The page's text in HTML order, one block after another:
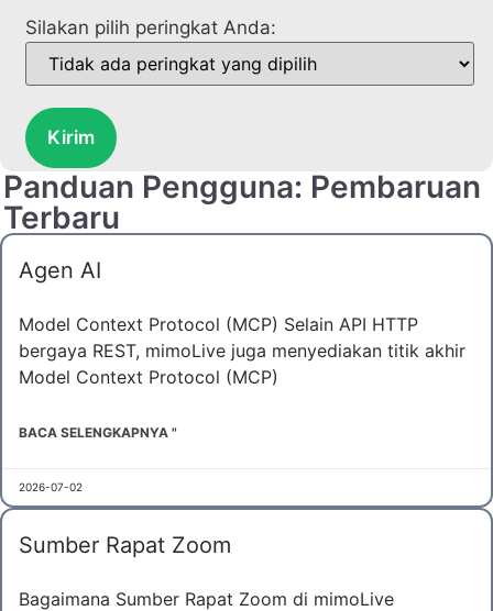
Silakan pilih peringkat Anda:
Kirim
Panduan Pengguna: Pembaruan
Terbaru
Agen AI
Model Context Protocol (MCP) Selain API HTTP
bergaya REST, mimoLive juga menyediakan titik akhir
Model Context Protocol (MCP)
BACA SELENGKAPNYA "
2026-07-02
Sumber Rapat Zoom
Bagaimana Sumber Rapat Zoom di mimoLive